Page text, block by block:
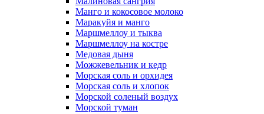
Манго и кокосовое молоко
Маракуйя и манго
Маршмеллоу и тыква
Маршмеллоу на костре
Медовая дыня
Можжевельник и кедр
Морская соль и орхидея
Морская соль и хлопок
Морской соленый воздух
Морской туман